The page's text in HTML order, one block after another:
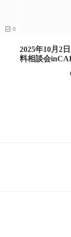
0
2025年10月2
料相談会